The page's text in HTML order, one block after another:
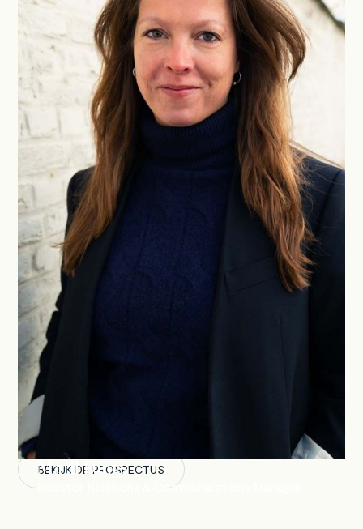
Maril Dings
Investor Relations & Communications Manager
Neem
contact op
Vragen over Tax Shelter of onze projecten?
Contacteer ons!
NEEM CONTACT OP
BEKIJK DE PROSPECTUS